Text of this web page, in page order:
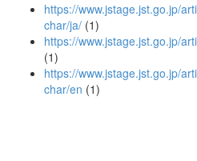
https://www.jstage.jst.go.jp/
char/ja/ (1)
https://www.jstage.jst.go.jp/
(1)
https://www.jstage.jst.go.jp/
char/en (1)